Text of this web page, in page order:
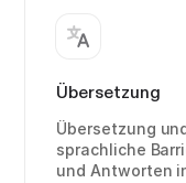
Übersetzung
Übersetzung
sprachliche
und Antworten